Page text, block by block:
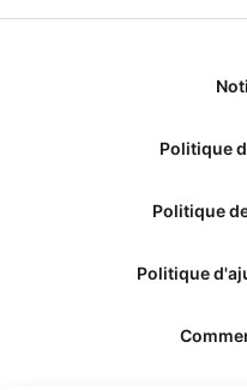
Politique
Politique
Politique